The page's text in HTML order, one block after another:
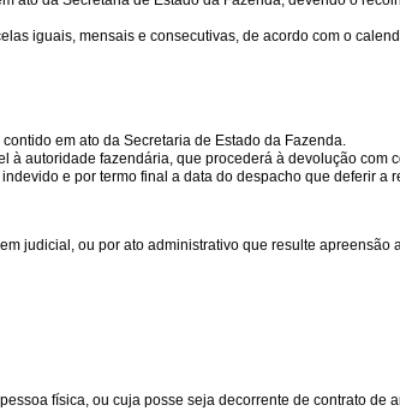
iguais, mensais e consecutivas, de acordo com o
em ato da Secretaria de Estado da Fazenda.
autoridade fazendária, que procederá à devolução com
e por termo final a data do despacho que deferir a
judicial, ou por ato administrativo que resulte
física, ou cuja posse seja decorrente de contrato de